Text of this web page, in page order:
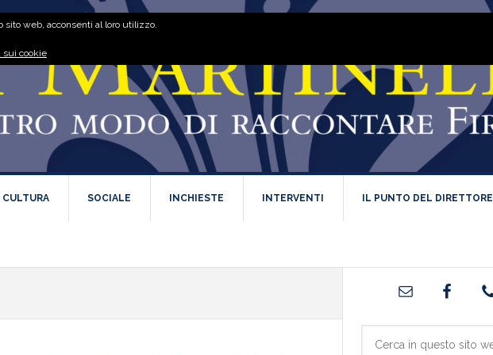
CULTURA SOCIALE INCHIESTE INTERVENTI IL PUNTO DEL DIRETTORE
Barra
primaria
web, acconsenti al loro utilizzo.
sui cookie